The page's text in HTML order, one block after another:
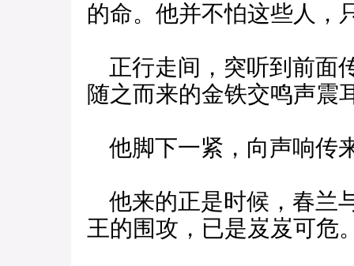
的命。他并不怕这些人，
正行走间，突听到前面
随之而来的金铁交鸣声震
他脚下一紧，向声响传
他来的正是时候，春兰
王的围攻，已是岌岌可危